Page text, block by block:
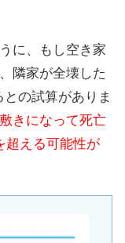
に、もし空き家
隣家が全壊した
の試算がありま
きになって死亡
超える可能性が